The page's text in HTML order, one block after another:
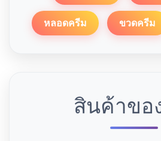
หลอดครีม ขวดครีม
สินค้าขอ